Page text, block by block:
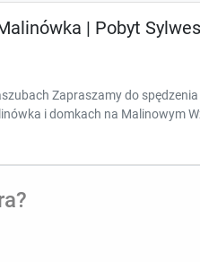
| Pobyt
Zapraszamy do
i domkach na Malinowym